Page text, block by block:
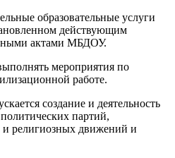
образовательные услуги
действующим
актами МБДОУ.
мероприятия по
работе.
создание и деятельность
партий,
и религиозных движений и